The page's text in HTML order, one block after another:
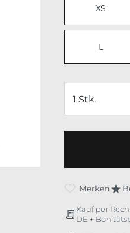
XS
L
Merken
Kauf per
DE +